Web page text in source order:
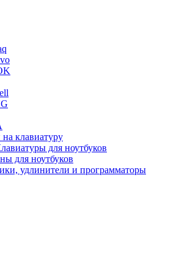
клавиатуру
для ноутбуков
для ноутбуков
удлинители и программаторы